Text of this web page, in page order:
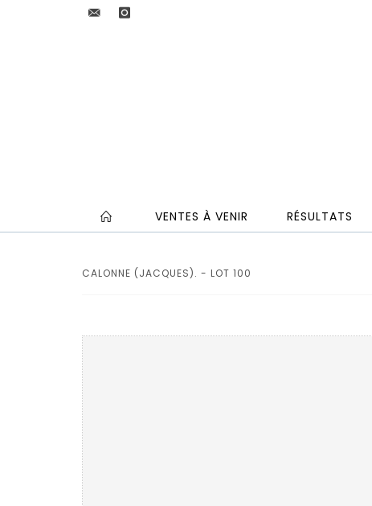
VENTES À VENIR RÉSULTATS
CALONNE (JACQUES). - LOT 100